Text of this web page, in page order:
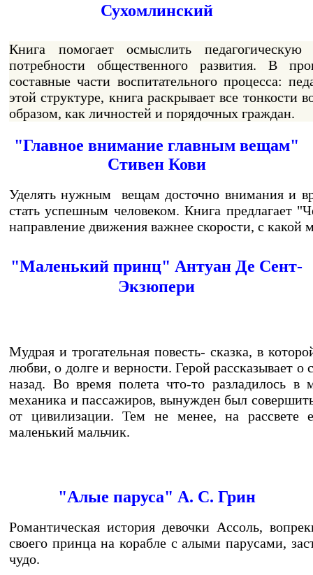
Сухомлинский
Книга помогает осмыслить
потребности общественного развития. В
составные части воспитательного процесса:
этой структуре, книга раскрывает все тонкости
образом, как личностей и порядочных граждан.
"Главное внимание главным вещам"
Стивен Кови
Уделять нужным вещам досточно внимания и
стать успешным человеком. Книга предлагает
направление движения важнее скорости, с какой
"Маленький принц" Антуан Де Сент-
Экзюпери
Мудрая и трогательная повесть- сказка, в
любви, о долге и верности. Герой рассказывает
назад. Во время полета что-то разладилось в
механика и пассажиров, вынужден был
от цивилизации. Тем не менее, на рассвете
маленький мальчик.
"Алые паруса" А. С. Грин
Романтическая история девочки Ассоль,
своего принца на корабле с алыми парусами,